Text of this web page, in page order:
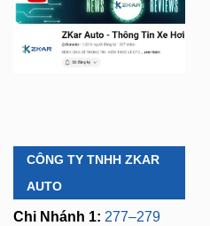
CÔNG TY TNHH ZKAR
AUTO
Chi Nhánh 1: 277–279